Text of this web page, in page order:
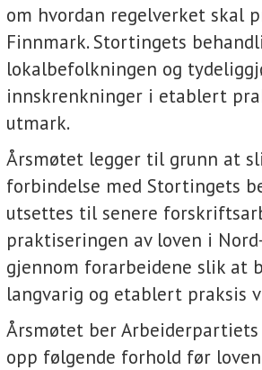
om hvordan regelverket skal
Finnmark. Stortingets
lokalbefolkningen og
innskrenkninger i etablert
utmark.
Årsmøtet legger til grunn at
forbindelse med Stortingets
utsettes til senere
praktiseringen av loven i
gjennom forarbeidene slik at
langvarig og etablert praksis
Årsmøtet ber
opp følgende forhold før